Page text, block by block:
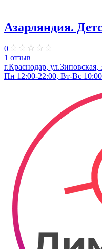
Азарляндия.
0
1 отзыв
г.Краснодар, ул.Зиповская,
Пн 12:00-22:00, Вт-Вс